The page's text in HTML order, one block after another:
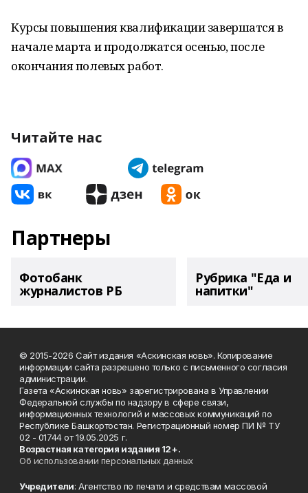
Курсы повышения квалификации завершатся в
начале марта и продолжатся осенью, после
окончания полевых работ.
Читайте нас
Партнеры
Фотобанк
журналистов РБ
Рубрика "Еда и
напитки"
© 2015-2026 Сайт издания «Аскинская новь». Копирование
информации сайта разрешено только с письменного согласия
администрации.
Газета «Аскинская новь» зарегистрирована в Управлении
Федеральной службы по надзору в сфере связи,
информационных технологий и массовых коммуникаций по
Республике Башкортостан. Регистрационный номер ПИ № ТУ
02 - 01744 от 19.05.2025 г.
Возрастная категория издания 12+.
Об использовании персональных данных
Учредители: Агентство по печати и средствам массовой